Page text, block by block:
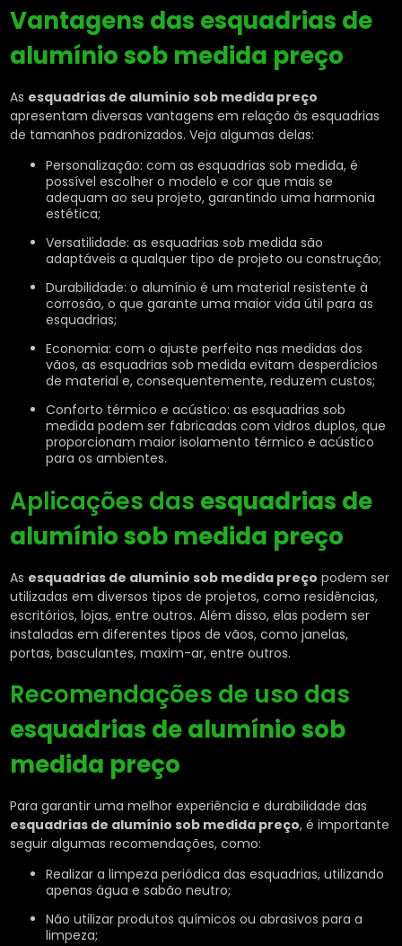
Vantagens das esquadrias de
alumínio sob medida preço
As esquadrias de alumínio sob medida preço
apresentam diversas vantagens em relação às esquadrias
de tamanhos padronizados. Veja algumas delas:
Personalização: com as esquadrias sob medida, é
possível escolher o modelo e cor que mais se
adequam ao seu projeto, garantindo uma harmonia
estética;
Versatilidade: as esquadrias sob medida são
adaptáveis a qualquer tipo de projeto ou construção;
Durabilidade: o alumínio é um material resistente à
corrosão, o que garante uma maior vida útil para as
esquadrias;
Economia: com o ajuste perfeito nas medidas dos
vãos, as esquadrias sob medida evitam desperdícios
de material e, consequentemente, reduzem custos;
Conforto térmico e acústico: as esquadrias sob
medida podem ser fabricadas com vidros duplos, que
proporcionam maior isolamento térmico e acústico
para os ambientes.
Aplicações das esquadrias de
alumínio sob medida preço
As esquadrias de alumínio sob medida preço podem ser
utilizadas em diversos tipos de projetos, como residências,
escritórios, lojas, entre outros. Além disso, elas podem ser
instaladas em diferentes tipos de vãos, como janelas,
portas, basculantes, maxim-ar, entre outros.
Recomendações de uso das
esquadrias de alumínio sob
medida preço
Para garantir uma melhor experiência e durabilidade das
esquadrias de alumínio sob medida preço, é importante
seguir algumas recomendações, como:
Realizar a limpeza periódica das esquadrias, utilizando
apenas água e sabão neutro;
Não utilizar produtos químicos ou abrasivos para a
limpeza;